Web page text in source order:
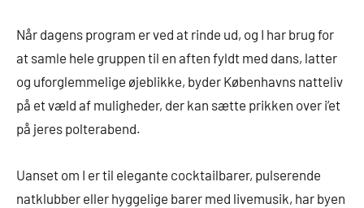
Når dagens program er ved at rinde ud, og I har brug for
at samle hele gruppen til en aften fyldt med dans, latter
og uforglemmelige øjeblikke, byder Københavns natteliv
på et væld af muligheder, der kan sætte prikken over i’et
på jeres polterabend.
Uanset om I er til elegante cocktailbarer, pulserende
natklubber eller hyggelige barer med livemusik, har byen